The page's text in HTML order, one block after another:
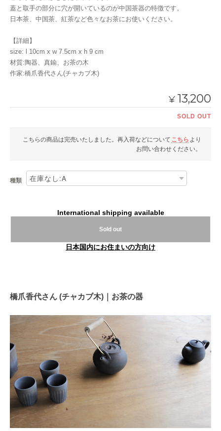
蓋と取手の部分に穴が開いているのが中国茶器の特徴です。
日本茶、中国茶、紅茶など色々なお茶にお使いください。
【詳細】
size: l 10cm x w 7.5cm x h 9 cm
材質:陶器、真鍮、お茶の木
作家:橋爪香代さん(チャカブ木)
¥ 13,200
SOLD OUT
こちらの商品は完売いたしました。再入荷などについて こちら より
お問い合わせください。
種類
International shipping available
Sold out
日本国内にお住まいの方向け
橋爪香代さん (チャカブ木)｜お茶の器